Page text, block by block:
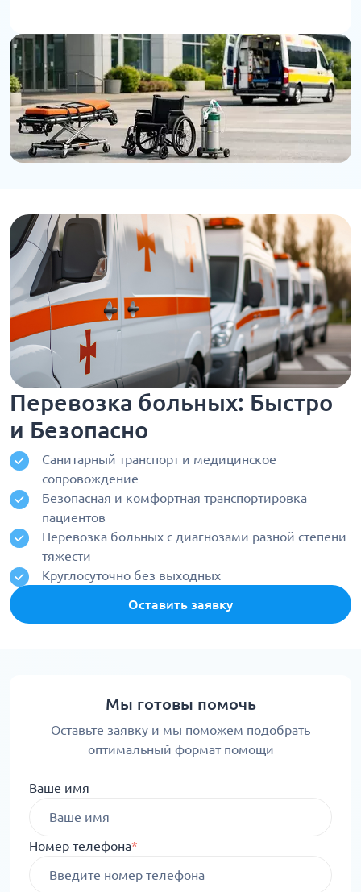
Перевозка больных: Быстро
и Безопасно
Санитарный транспорт и медицинское
сопровождение
Безопасная и комфортная транспортировка
пациентов
Перевозка больных с диагнозами разной степени
тяжести
Круглосуточно без выходных
Оставить заявку
Мы готовы помочь
Оставьте заявку и мы поможем подобрать
оптимальный формат помощи
Ваше имя
Номер телефона*